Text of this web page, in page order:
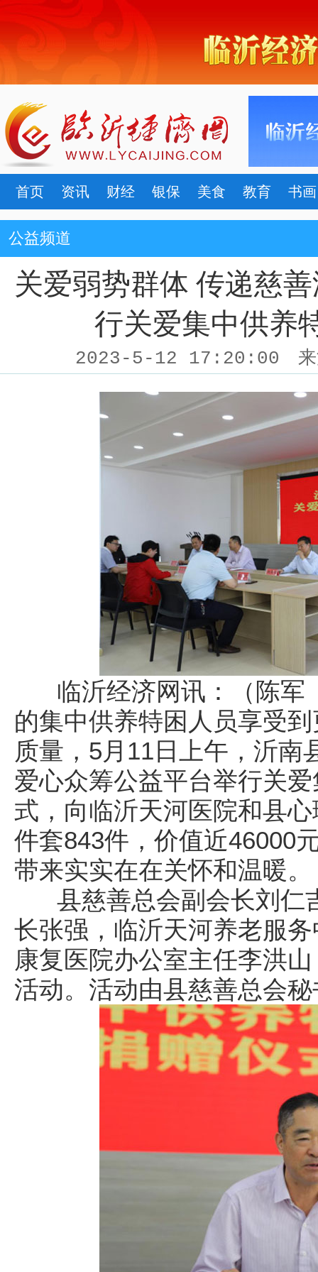
首页 资讯 财经 银保 美食 教育 书画
公益频道
关爱弱势群体 传递慈
行关爱集中供养
2023-5-12 17:20:00
临沂经济网讯：（陈军
的集中供养特困人员享受
质量，5月11日上午，沂南
爱心众筹公益平台举行关
式，向临沂天河医院和县
件套843件，价值近46000
带来实实在在关怀和温暖。
县慈善总会副会长刘仁
长张强，临沂天河养老服
康复医院办公室主任李洪
活动。活动由县慈善总会